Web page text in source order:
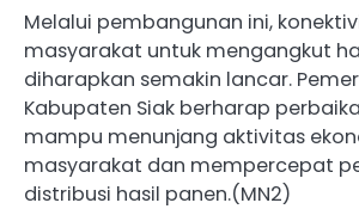
Melalui pembangunan ini,
masyarakat untuk mengangkut
diharapkan semakin lancar.
Kabupaten Siak berharap
mampu menunjang aktivitas
masyarakat dan mempercepat
distribusi hasil panen.(MN2)